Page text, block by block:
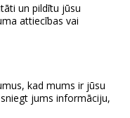
un pildītu jūsu
attiecības vai
kad mums ir jūsu
jums informāciju,